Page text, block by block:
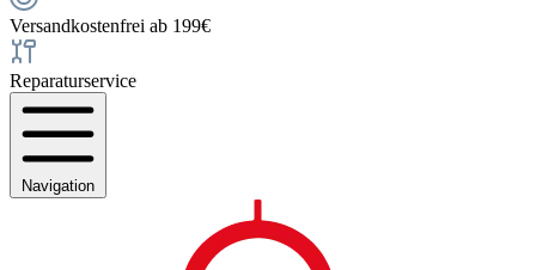
Versandkostenfrei ab 199€
Reparaturservice
Navigation